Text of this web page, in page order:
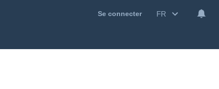
Se connecter FR